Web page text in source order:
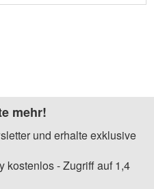
mehr!
und erhalte exklusive
kostenlos - Zugriff auf 1,4